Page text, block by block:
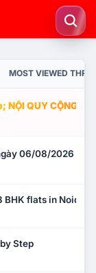
MOST VIEWED
NỘI QUY CỘNG
06/08/2026
flats in Noida?
Step